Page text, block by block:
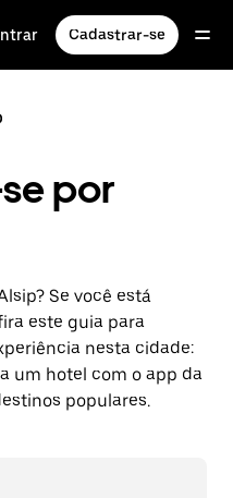
Cadastrar-se
por
Se você está
este guia para
nesta cidade:
um hotel com o app da
populares.